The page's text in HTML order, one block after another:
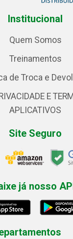
Institucional
Quem Somos
Treinamentos
de Troca e
E
APLICATIVOS
Site Seguro
já nosso